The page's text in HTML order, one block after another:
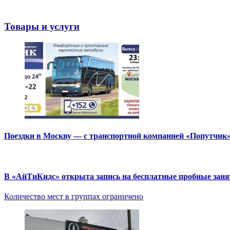
Товары и услуги
Поездки в Москву — с транспортной компанией «Попутчик»
В «АйТиКидс» открыта запись на бесплатные пробные
Количество мест в группах ограничено